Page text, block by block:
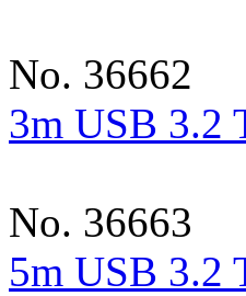
No. 36662
3m USB 3.2
No. 36663
5m USB 3.2